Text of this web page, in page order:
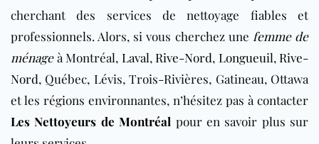
cherchant des services de nettoyage fiables et
professionnels. Alors, si vous cherchez une femme de
ménageà Montréal, Laval, Rive-Nord, Longueuil, Rive-
Nord, Québec, Lévis, Trois-Rivières, Gatineau, Ottawa
et les régions environnantes, n’hésitez pas à contacter
Les Nettoyeurs de Montréal pour en savoir plus sur